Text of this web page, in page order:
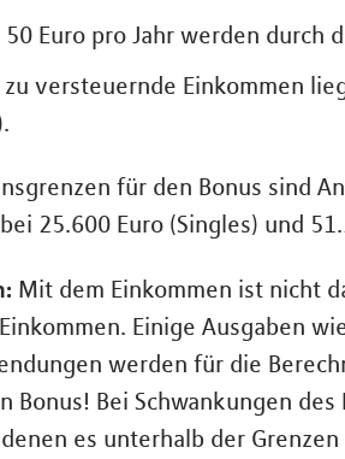
Euro pro Jahr werden durch
versteuernde Einkommen
für den Bonus sind
25.600 Euro (Singles) und
Mit dem Einkommen ist nicht
Einige Ausgaben
werden für die
Bonus! Bei Schwankungen
es unterhalb der Grenzen